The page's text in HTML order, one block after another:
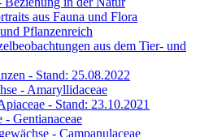
aus Fauna und Flora
Pflanzenreich
aus dem Tier- und
- Stand: 25.08.2022
- Amaryllidaceae
- Stand: 23.10.2021
- Gentianaceae
- Campanulaceae